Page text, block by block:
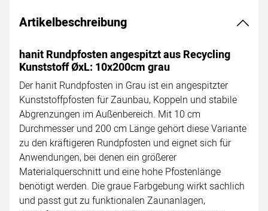
Artikelbeschreibung
hanit Rundpfosten angespitzt aus Recycling
Kunststoff ØxL: 10x200cm grau
Der hanit Rundpfosten in Grau ist ein angespitzter
Kunststoffpfosten für Zaunbau, Koppeln und stabile
Abgrenzungen im Außenbereich. Mit 10 cm
Durchmesser und 200 cm Länge gehört diese Variante
zu den kräftigeren Rundpfosten und eignet sich für
Anwendungen, bei denen ein größerer
Materialquerschnitt und eine hohe Pfostenlänge
benötigt werden. Die graue Farbgebung wirkt sachlich
und passt gut zu funktionalen Zaunanlagen,